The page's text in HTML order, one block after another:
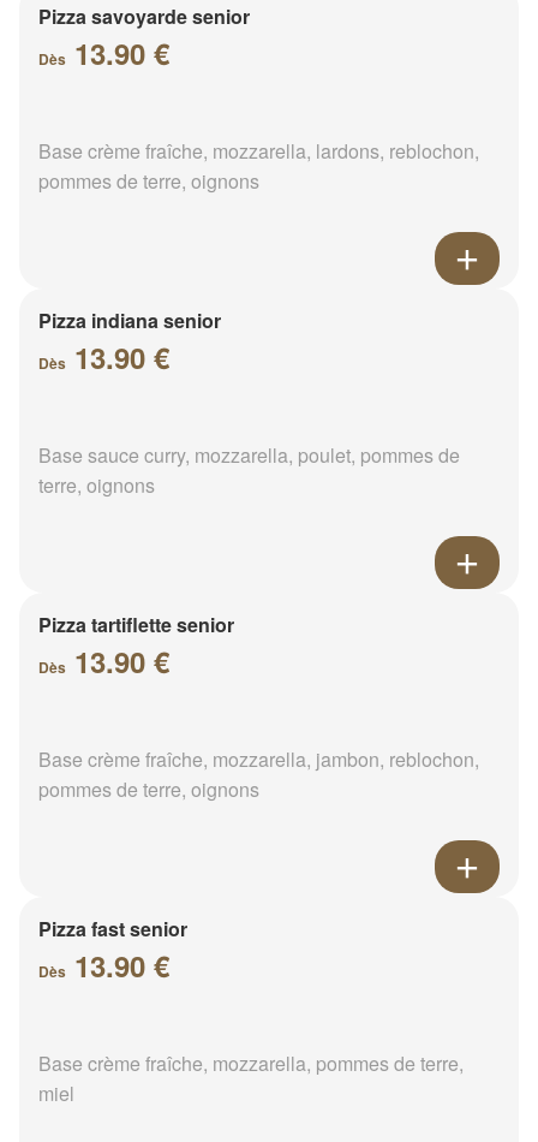
Pizza savoyarde senior
Dès 13.90 €
Base crème fraîche, mozzarella, lardons, reblochon,
pommes de terre, oignons
Pizza indiana senior
Dès 13.90 €
Base sauce curry, mozzarella, poulet, pommes de
terre, oignons
Pizza tartiflette senior
Dès 13.90 €
Base crème fraîche, mozzarella, jambon, reblochon,
pommes de terre, oignons
Pizza fast senior
Dès 13.90 €
Base crème fraîche, mozzarella, pommes de terre,
miel